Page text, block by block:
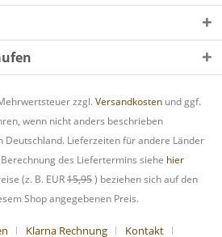
zzgl. Versandkosten und ggf.
wenn nicht anders beschrieben
Lieferzeiten für andere Länder
des Liefertermins siehe hier
(z. B. EUR15,95) beziehen sich auf den
Shop angegebenen Preis.
Klarna Rechnung Kontakt